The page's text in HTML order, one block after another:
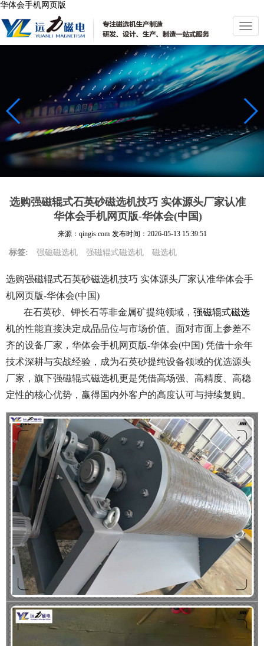
华体会手机网页版
切
换
导
航
选购强磁辊式石英砂磁选机技巧 实体源头厂家认准
华体会手机网页版-华体会(中国)
来源：qingis.com 发布时间： 2026-05-13 15:39:51
标签: 强磁磁选机 强磁辊式磁选机 磁选机
选购强磁辊式石英砂磁选机技巧 实体源头厂家认准华体会手
机网页版-华体会(中国)
在石英砂、钾长石等非金属矿提纯领域， 强磁辊式磁选
机的性能直接决定成品品位与市场价值。面对市面上参差不
齐的设备厂家，华体会手机网页版-华体会(中国) 凭借十余年
技术深耕与实战经验，成为石英砂提纯设备领域的优选源头
厂家，旗下强磁辊式磁选机更是凭借高场强、高精度、高稳
定性的核心优势，赢得国内外客户的高度认可与持续复购。